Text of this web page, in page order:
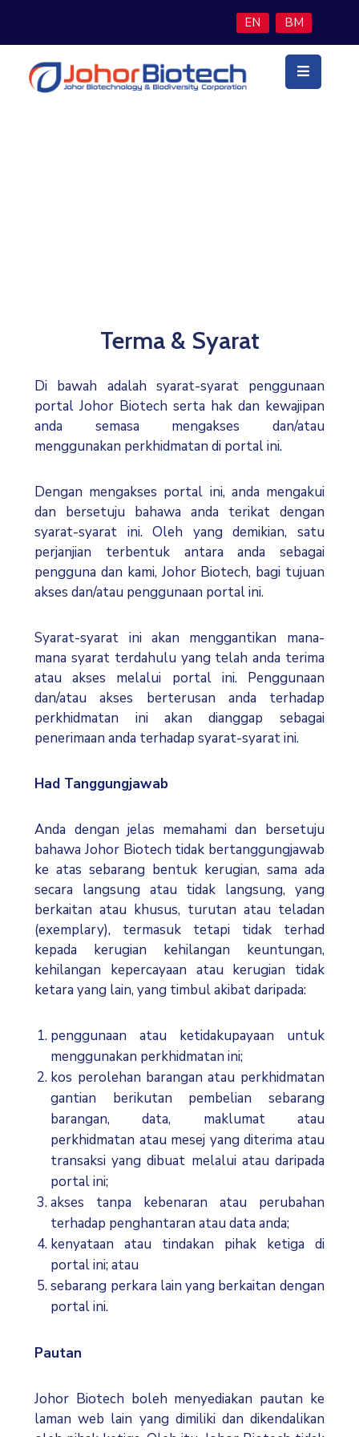
EN BM
Utama
Terma & Syarat
Di bawah adalah syarat-syarat penggunaan
portal Johor Biotech serta hak dan kewajipan
anda semasa mengakses dan/atau
menggunakan perkhidmatan di portal ini.
Dengan mengakses portal ini, anda mengakui
dan bersetuju bahawa anda terikat dengan
syarat-syarat ini. Oleh yang demikian, satu
perjanjian terbentuk antara anda sebagai
pengguna dan kami, Johor Biotech, bagi tujuan
akses dan/atau penggunaan portal ini.
Syarat-syarat ini akan menggantikan mana-
mana syarat terdahulu yang telah anda terima
atau akses melalui portal ini. Penggunaan
dan/atau akses berterusan anda terhadap
perkhidmatan ini akan dianggap sebagai
penerimaan anda terhadap syarat-syarat ini.
Had Tanggungjawab
Anda dengan jelas memahami dan bersetuju
bahawa Johor Biotech tidak bertanggungjawab
ke atas sebarang bentuk kerugian, sama ada
secara langsung atau tidak langsung, yang
berkaitan atau khusus, turutan atau teladan
(exemplary), termasuk tetapi tidak terhad
kepada kerugian kehilangan keuntungan,
kehilangan kepercayaan atau kerugian tidak
ketara yang lain, yang timbul akibat daripada:
penggunaan atau ketidakupayaan untuk
menggunakan perkhidmatan ini;
kos perolehan barangan atau perkhidmatan
gantian berikutan pembelian sebarang
barangan, data, maklumat atau
perkhidmatan atau mesej yang diterima atau
transaksi yang dibuat melalui atau daripada
portal ini;
akses tanpa kebenaran atau perubahan
terhadap penghantaran atau data anda;
kenyataan atau tindakan pihak ketiga di
portal ini; atau
sebarang perkara lain yang berkaitan dengan
portal ini.
Pautan
Johor Biotech boleh menyediakan pautan ke
laman web lain yang dimiliki dan dikendalikan